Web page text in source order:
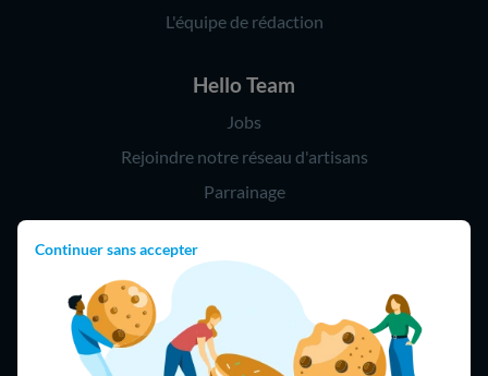
Continuer sans accepter
L'équipe de rédaction
Hello Team
Jobs
Rejoindre notre réseau d'artisans
Parrainage
Hello !
09 75 18 60 60
(8h-21h)
75018 Paris